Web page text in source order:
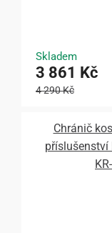
Skladem
3 861 Kč
4 290 Kč
Chránič
příslušenství